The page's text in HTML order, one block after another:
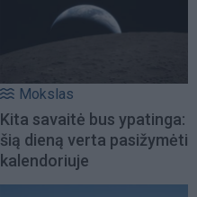
Mokslas
Kita savaitė bus ypatinga:
šią dieną verta pasižymėti
kalendoriuje